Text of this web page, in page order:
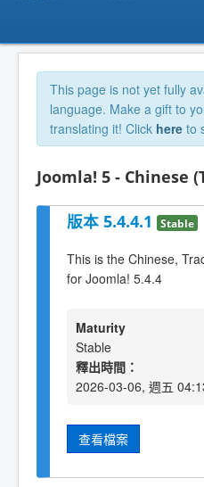
This page is not yet fully
language. Make a gift to
translating it! Click here to
Joomla! 5 - Chinese
版本 5.4.4.1 Stable
This is the Chinese,
for Joomla! 5.4.4
Maturity
Stable
釋出時間：
2026-03-06, 週五
查看檔案